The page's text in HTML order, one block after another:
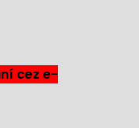
cez e-